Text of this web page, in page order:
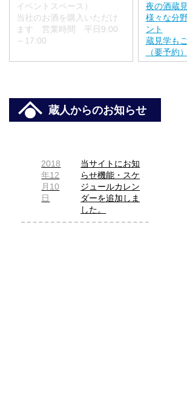
イベントスペース）
当社のお酒を購入いただけ
ます 営業時間 平日9:00
～17:00
夜の酒蔵
様々な分
ント
蔵見学も
（要予約）
蔵人からのお知らせ
2018
年12
月10
日
当サイトにお知
らせ機能・スケ
ジュールカレン
ダーを追加しま
した。